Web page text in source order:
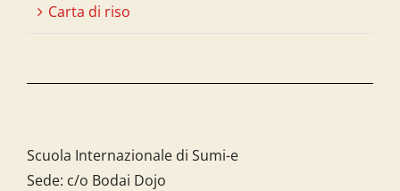
Carta di riso
Scuola Internazionale di Sumi-e
Sede: c/o Bodai Dojo